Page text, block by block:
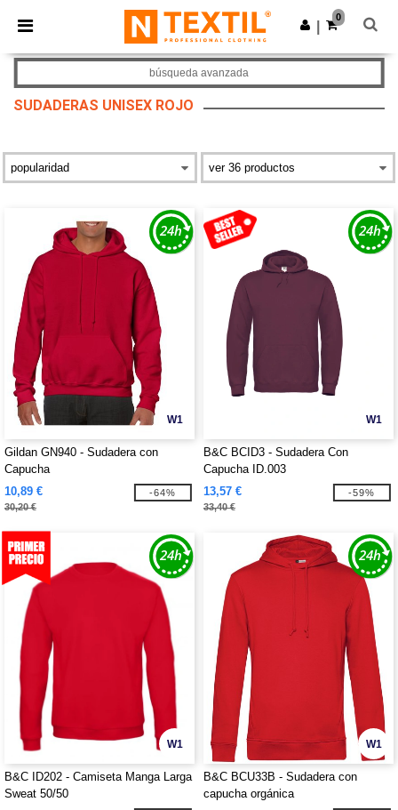
× App de Ntextil
¡Mejores precios en app!
Descargar app
0
SUDADERAS UNISEX ROJO
búsqueda avanzada
W1
Gildan GN940 - Sudadera con
Capucha
10,89 €
30,20 €
-64%
W1
B&C BCID3 - Sudadera Con
Capucha ID.003
13,57 €
33,40 €
-59%
W1
B&C ID202 - Camiseta Manga Larga
Sweat 50/50
W1
B&C BCU33B - Sudadera con
capucha orgánica